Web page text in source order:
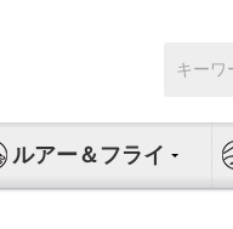
索:
ルアー＆フライ